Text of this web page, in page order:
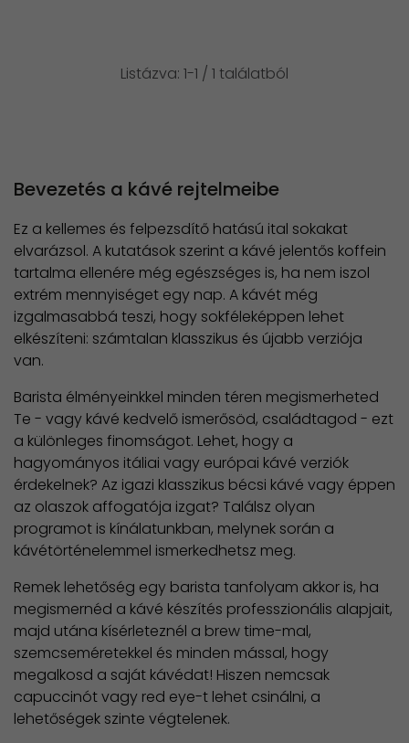
Listázva: 1-1 / 1 találatból
Bevezetés a kávé rejtelmeibe
Ez a kellemes és felpezsdítő hatású ital sokakat
elvarázsol. A kutatások szerint a kávé jelentős koffein
tartalma ellenére még egészséges is, ha nem iszol
extrém mennyiséget egy nap. A kávét még
izgalmasabbá teszi, hogy sokféleképpen lehet
elkészíteni: számtalan klasszikus és újabb verziója
van.
Barista élményeinkkel minden téren megismerheted
Te - vagy kávé kedvelő ismerősöd, családtagod - ezt
a különleges finomságot. Lehet, hogy a
hagyományos itáliai vagy európai kávé verziók
érdekelnek? Az igazi klasszikus bécsi kávé vagy éppen
az olaszok affogatója izgat? Találsz olyan
programot is kínálatunkban, melynek során a
kávétörténelemmel ismerkedhetsz meg.
Remek lehetőség egy barista tanfolyam akkor is, ha
megismernéd a kávé készítés professzionális alapjait,
majd utána kísérleteznél a brew time-mal,
szemcseméretekkel és minden mással, hogy
megalkosd a saját kávédat! Hiszen nemcsak
capuccinót vagy red eye-t lehet csinálni, a
lehetőségek szinte végtelenek.